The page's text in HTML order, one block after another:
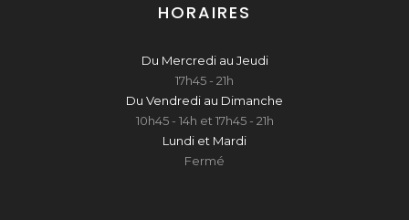
HORAIRES
Du Mercredi au Jeudi
17h45 - 21h
Du Vendredi au Dimanche
10h45 - 14h et 17h45 - 21h
Lundi et Mardi
Fermé